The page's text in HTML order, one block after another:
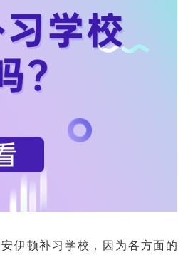
顿补习学校，因为各方面的